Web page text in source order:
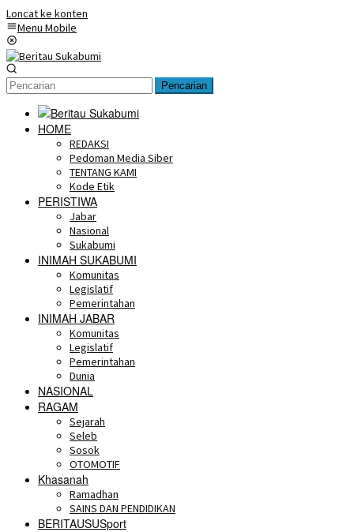
Loncat ke konten
Menu Mobile
Pencarian
HOME
REDAKSI
Pedoman Media Siber
TENTANG KAMI
Kode Etik
PERISTIWA
Jabar
Nasional
Sukabumi
INIMAH SUKABUMI
Komunitas
Legislatif
Pemerintahan
INIMAH JABAR
Komunitas
Legislatif
Pemerintahan
Dunia
NASIONAL
RAGAM
Sejarah
Seleb
Sosok
OTOMOTIF
Khasanah
Ramadhan
SAINS DAN PENDIDIKAN
BERITAUSUSport